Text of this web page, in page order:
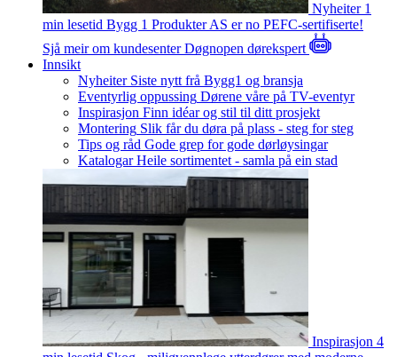
Nyheiter 1
min lesetid Bygg 1 Produkter AS er no PEFC-sertifiserte!
Sjå meir om kundesenterDøgnopen dørekspert
Innsikt
Nyheiter Siste nytt frå Bygg1 og bransja
Eventyrlig oppussing Dørene våre på TV-eventyr
Inspirasjon Finn idéar og stil til ditt prosjekt
Montering Slik får du døra på plass - steg for steg
Tips og råd Gode grep for gode dørløysingar
Katalogar Heile sortimentet - samla på ein stad
Inspirasjon 4